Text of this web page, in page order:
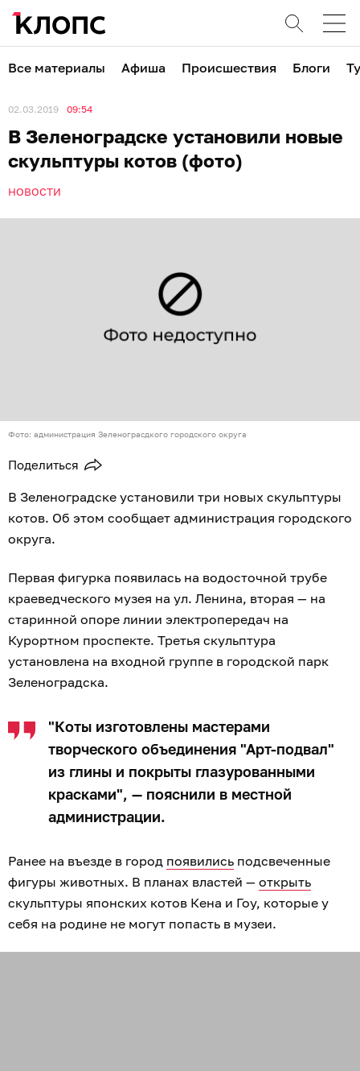
Все материалы Афиша Происшествия Блоги
02.03.2019 09:54
В Зеленоградске установили новые
скульптуры котов (фото)
НОВОСТИ
Фото: администрация Зеленограсдкого городского округа
Поделиться
В Зеленоградске установили три новых скульптуры
котов. Об этом сообщает администрация городского
округа.
Первая фигурка появилась на водосточной трубе
краеведческого музея на ул. Ленина, вторая — на
старинной опоре линии электропередач на
Курортном проспекте. Третья скульптура
установлена на входной группе в городской парк
Зеленоградска.
"Коты изготовлены мастерами
творческого объединения "Арт-подвал"
из глины и покрыты глазурованными
красками", — пояснили в местной
администрации.
Ранее на въезде в город появились подсвеченные
фигуры животных. В планах властей — открыть
скульптуры японских котов Кена и Гоу, которые у
себя на родине не могут попасть в музеи.